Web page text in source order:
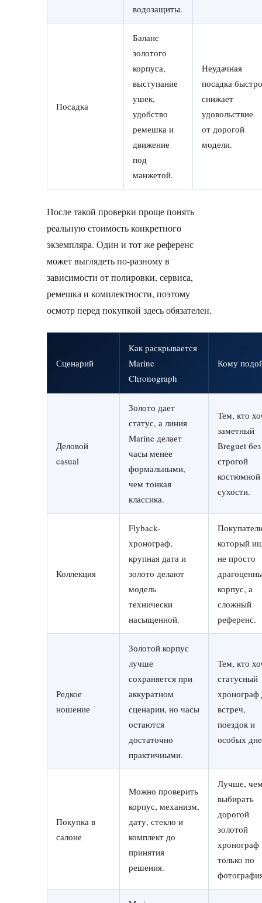
водозащиты.
Посадка
Баланс
золотого
корпуса,
выступание
ушек,
удобство
ремешка и
движение
под
манжетой.
Неудачная
посадка
снижает
удовольствие
от дорогой
модели.
После такой проверки проще понять
реальную стоимость конкретного
экземпляра. Один и тот же референс
может выглядеть по-разному в
зависимости от полировки, сервиса,
ремешка и комплектности, поэтому
осмотр перед покупкой здесь обязателен.
Сценарий
Как раскрывается
Marine
Chronograph
Кому
Деловой
casual
Золото дает
статус, а линия
Marine делает
часы менее
формальными,
чем тонкая
классика.
Тем, кто
заметный
Breguet без
строгой
костюмной
сухости.
Коллекция
Flyback-
хронограф,
крупная дата и
золото делают
модель
технически
насыщенной.
который
не просто
корпус, а
сложный
референс.
Редкое
ношение
Золотой корпус
лучше
сохраняется при
аккуратном
сценарии, но часы
остаются
достаточно
практичными.
Тем, кто
статусный
хронограф
встреч,
поездок и
особых
Покупка в
салоне
Можно проверить
корпус, механизм,
дату, стекло и
комплект до
принятия
решения.
Лучше,
выбирать
дорогой
золотой
хронограф
только по